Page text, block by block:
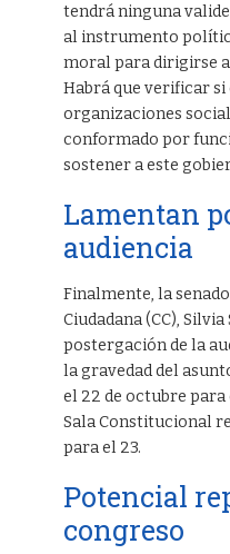
tendrá ninguna
al instrumento
moral para dirigirse
Habrá que verificar si
organizaciones
conformado por
sostener a este
Lamentan
audiencia
Finalmente, la
Ciudadana (CC),
postergación de la
la gravedad del
el 22 de octubre
Sala Constitucional
para el 23.
Potencial
congreso